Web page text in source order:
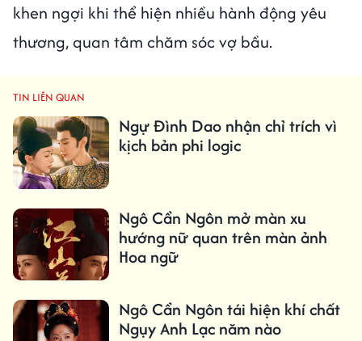
khen ngợi khi thể hiện nhiều hành động yêu
thương, quan tâm chăm sóc vợ bầu.
TIN LIÊN QUAN
Ngự Đình Dao nhận chỉ trích vì
kịch bản phi logic
Ngô Cẩn Ngôn mở màn xu
hướng nữ quan trên màn ảnh
Hoa ngữ
Ngô Cẩn Ngôn tái hiện khí chất
Ngụy Anh Lạc năm nào